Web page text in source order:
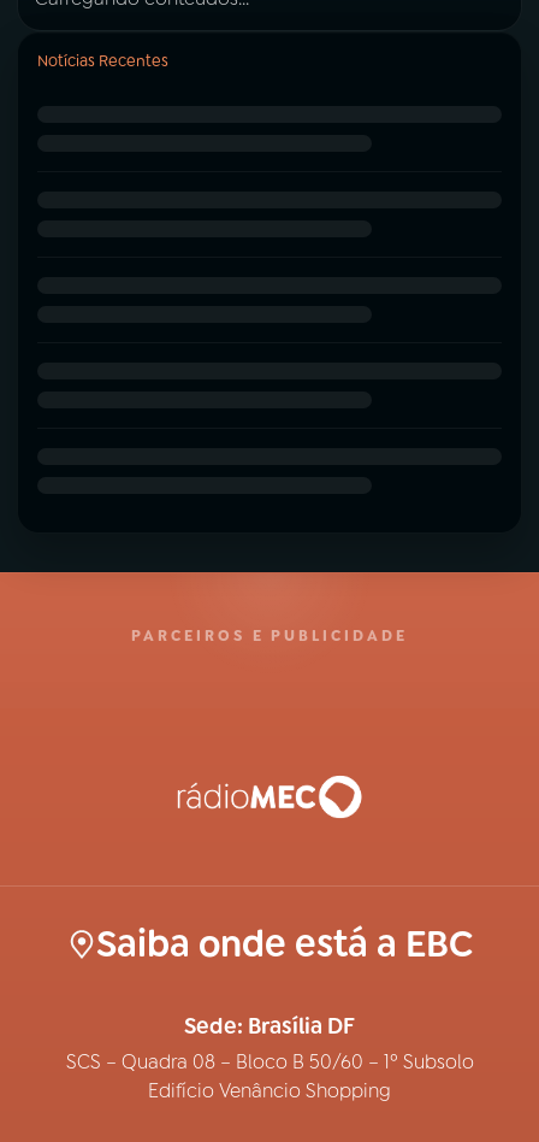
Notícias Recentes
PARCEIROS E PUBLICIDADE
Saiba onde está a EBC
Sede: Brasília DF
SCS – Quadra 08 – Bloco B 50/60 – 1º Subsolo
Edifício Venâncio Shopping